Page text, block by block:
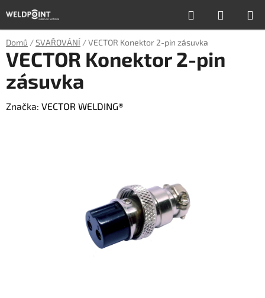
na
obsah
Hledat
KOŠÍK
Domů /SVAŘOVÁNÍ /VECTOR Konektor 2-pin zásuvka
VECTOR Konektor 2-pin
zásuvka
Značka: VECTOR WELDING®